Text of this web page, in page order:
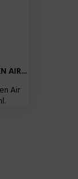
AIR...
Air